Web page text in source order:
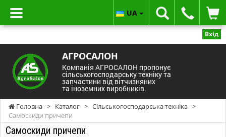
Вхід
АГРОСАЛОН
Компанія АГРОСАЛОН пропонує
сільськогосподарську техніку та
запчастини від вітчизняних
та іноземних виробників.
UA
Головна > Каталог > Сільськогосподарська техніка >
Самоскиди причепи
Самоскиди причепи